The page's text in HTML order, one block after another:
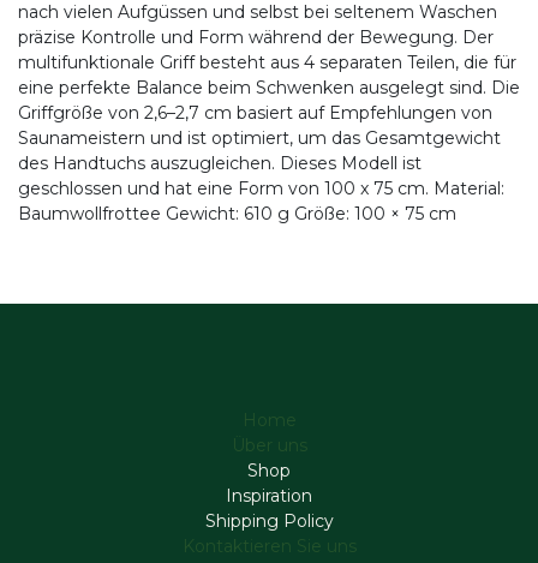
nach vielen Aufgüssen und selbst bei seltenem Waschen
präzise Kontrolle und Form während der Bewegung. Der
multifunktionale Griff besteht aus 4 separaten Teilen, die für
eine perfekte Balance beim Schwenken ausgelegt sind. Die
Griffgröße von 2,6–2,7 cm basiert auf Empfehlungen von
Saunameistern und ist optimiert, um das Gesamtgewicht
des Handtuchs auszugleichen. Dieses Modell ist
geschlossen und hat eine Form von 100 x 75 cm. Material:
Baumwollfrottee Gewicht: 610 g Größe: 100 × 75 cm
Home
Über uns
Shop
Inspiration
Shipping Policy
Kontaktieren Sie uns